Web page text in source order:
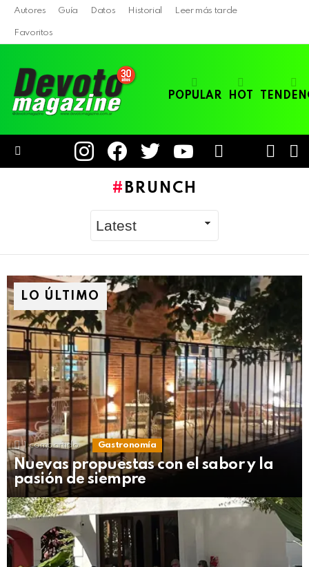
Autores Guía Datos Historial Leer más tarde
Favoritos
POPULAR HOT
instagramfacebooktwitter youtube
SKIN
BRUNCH
LO ÚLTIMO
1 compartido Gastronomía
Nuevas propuestas con el sabor y la
pasión de siempre